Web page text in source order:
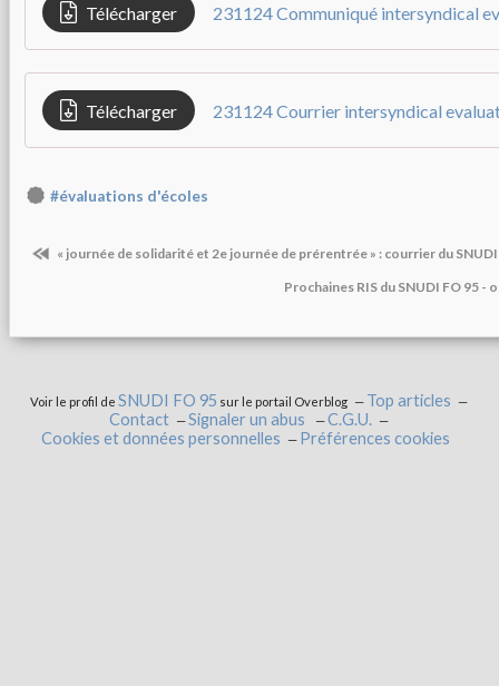
Télécharger 231124 Communiqué intersyndical
Télécharger 231124 Courrier intersyndical
#évaluations d'écoles
« journée de solidarité et 2e journée de prérentrée » : courrier du SNUDI
Prochaines RIS du SNUDI FO 95
Voir le profil deSNUDI FO 95 sur le portail Overblog
Top articles
Contact
Signaler un abus
C.G.U.
Cookies et données personnelles
Préférences cookies